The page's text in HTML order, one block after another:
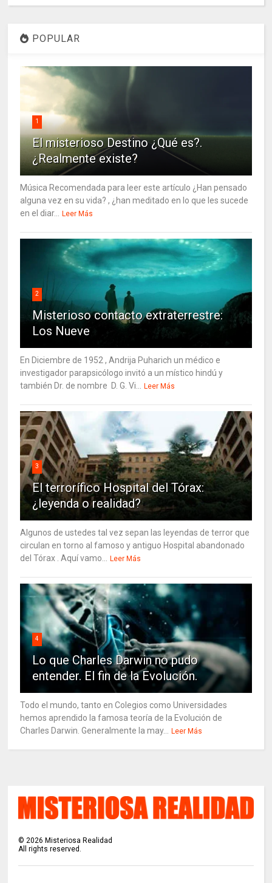
POPULAR
1
El misterioso Destino ¿Qué es?.
¿Realmente existe?
Música Recomendada para leer este artículo ¿Han pensado
alguna vez en su vida? , ¿han meditado en lo que les sucede
en el diar...
Leer Más
2
Misterioso contacto extraterrestre:
Los Nueve
En Diciembre de 1952 , Andrija Puharich un médico e
investigador parapsicólogo invitó a un místico hindú y
también Dr. de nombre D. G. Vi...
Leer Más
3
El terrorífico Hospital del Tórax:
¿leyenda o realidad?
Algunos de ustedes tal vez sepan las leyendas de terror que
circulan en torno al famoso y antiguo Hospital abandonado
del Tórax . Aquí vamo...
Leer Más
4
Lo que Charles Darwin no pudo
entender. El fin de la Evolución.
Todo el mundo, tanto en Colegios como Universidades
hemos aprendido la famosa teoría de la Evolución de
Charles Darwin. Generalmente la may...
Leer Más
© 2026 Misteriosa Realidad
All rights reserved.